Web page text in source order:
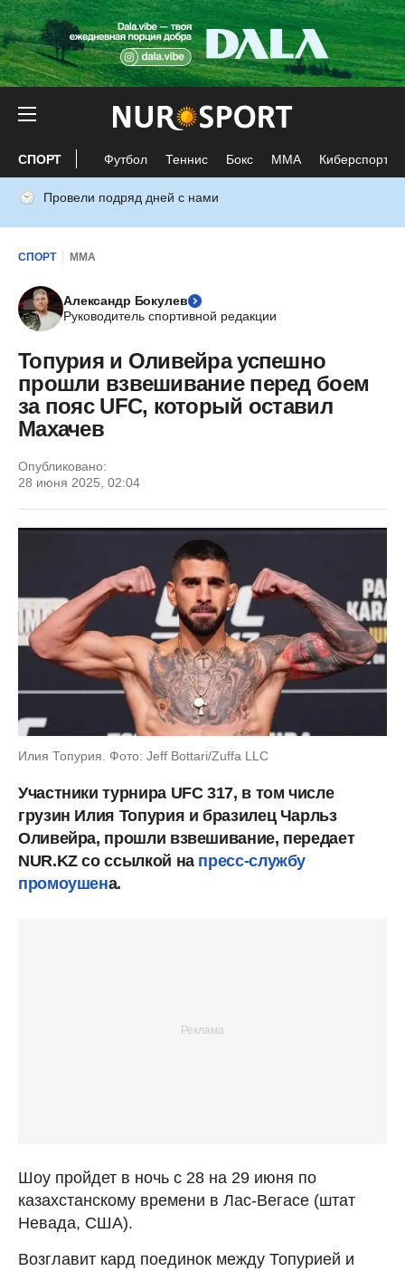
СПОРТ Футбол Теннис Бокс ММА Киберспорт
Провели подряд дней с нами
СПОРТ ММА
Александр Бокулев
Руководитель спортивной редакции
Топурия и Оливейра успешно
прошли взвешивание перед боем
за пояс UFC, который оставил
Махачев
Опубликовано:
28 июня 2025, 02:04
Илия Топурия. Фото: Jeff Bottari/Zuffa LLC
Участники турнира UFC 317, в том числе
грузин Илия Топурия и бразилец Чарльз
Оливейра, прошли взвешивание, передает
NUR.KZ со ссылкой на пресс-службу
промоушена.
Шоу пройдет в ночь с 28 на 29 июня по
казахстанскому времени в Лас-Вегасе (штат
Невада, США).
Возглавит кард поединок между Топурией и